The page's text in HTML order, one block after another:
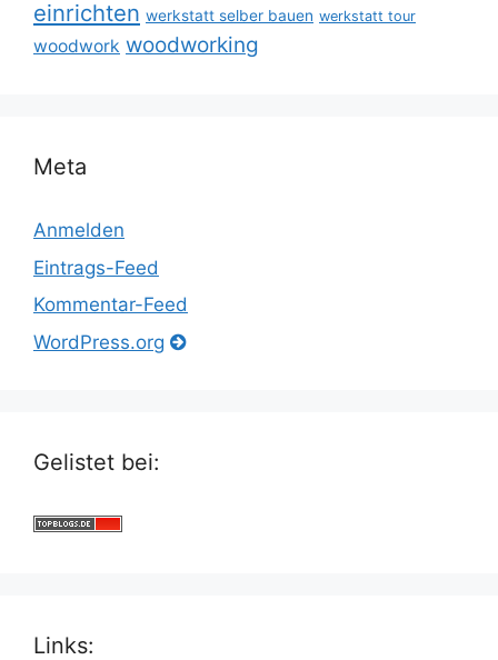
einrichten werkstatt selber bauen werkstatt tour
woodwork woodworking
Meta
Anmelden
Eintrags-Feed
Kommentar-Feed
WordPress.org
Gelistet bei:
Links: